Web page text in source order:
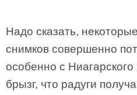
Надо сказать,
снимков совершенно
особенно с Ниагарского
брызг, что радуги